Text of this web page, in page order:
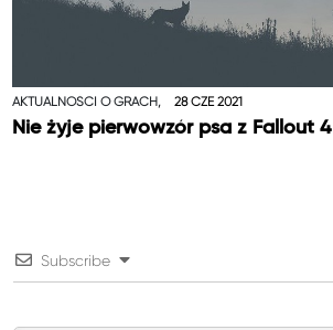
AKTUALNOŚCI O GRACH, 28 CZE 2021
Nie żyje pierwowzór psa z Fallout 4
Subscribe